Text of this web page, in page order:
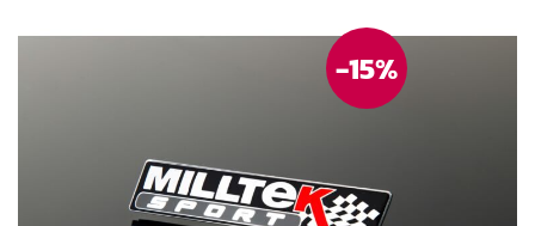
Ga
afbeeldingen-
-15%